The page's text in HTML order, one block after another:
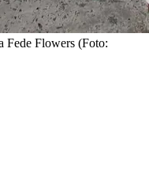
Fede Flowers (Foto: